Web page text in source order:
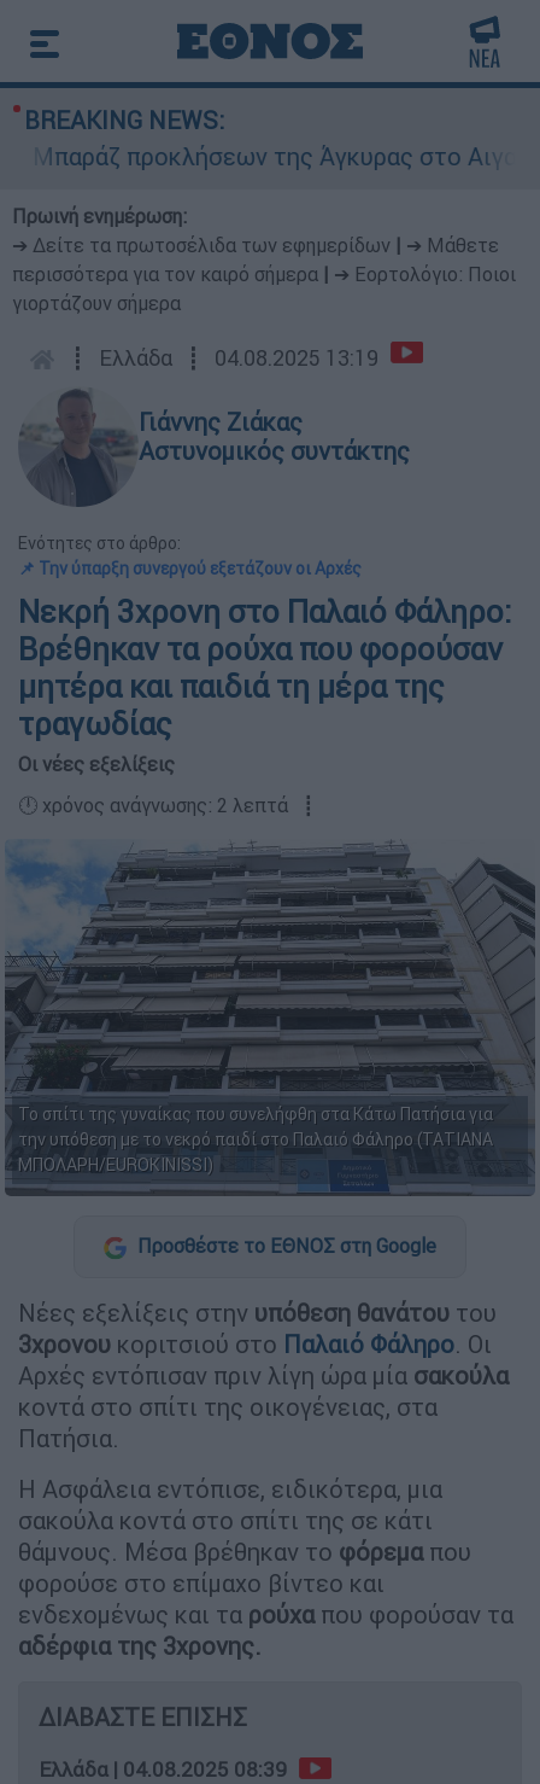
BREAKING NEWS:
προκλήσεων της Άγκυρας στο Αιγαίο:
Πρωινή ενημέρωση:
➔ Δείτε τα πρωτοσέλιδα των εφημερίδων
➔ Μάθετε
περισσότερα για τον καιρό σήμερα
➔ Εορτολόγιο: Ποιοι
γιορτάζουν σήμερα
┋ Ελλάδα ┋ 04.08.2025 13:19
Γιάννης Ζιάκας
Αστυνομικός συντάκτης
Ενότητες στο άρθρο:
📌 Την ύπαρξη συνεργού εξετάζουν οι Αρχές
Νεκρή 3χρονη στο Παλαιό Φάληρο:
Βρέθηκαν τα ρούχα που φορούσαν
μητέρα και παιδιά τη μέρα της
τραγωδίας
Οι νέες εξελίξεις
🕛 χρόνος ανάγνωσης: 2 λεπτά ┋
Το σπίτι της γυναίκας που συνελήφθη στα Κάτω Πατήσια για
την υπόθεση με το νεκρό παιδί στο Παλαιό Φάληρο (ΤΑΤΙΑΝΑ
ΜΠΟΛΑΡΗ/EUROKINISSI)
Προσθέστε το ΕΘΝΟΣ στη Google
Νέες εξελίξεις στην υπόθεση θανάτου του
3χρονου κοριτσιού στο Παλαιό Φάληρο. Οι
Αρχές εντόπισαν πριν λίγη ώρα μία σακούλα
κοντά στο σπίτι της οικογένειας, στα
Πατήσια.
Η Ασφάλεια εντόπισε, ειδικότερα, μια
σακούλα κοντά στο σπίτι της σε κάτι
θάμνους. Μέσα βρέθηκαν το φόρεμαπου
φορούσε στο επίμαχο βίντεο και
ενδεχομένως και τα ρούχαπου φορούσαν τα
αδέρφια της 3χρονης.
ΔΙΑΒΑΣΤΕ ΕΠΙΣΗΣ
Ελλάδα | 04.08.2025 08:39